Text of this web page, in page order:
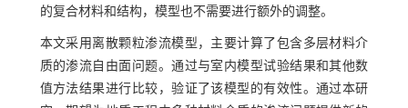
的复合材料和结构，模型也不需要进行额外的调整。
本文采用离散颗粒渗流模型，主要计算了包含多层材料介
质的渗流自由面问题。通过与室内模型试验结果和其他数
值方法结果进行比较，验证了该模型的有效性。通过本研